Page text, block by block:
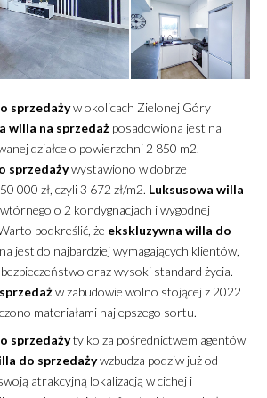
sprzedażyw okolicach Zielonej Góry
willa na sprzedażposadowiona jest na
działce o powierzchni 2 850 m2.
sprzedażywystawiono w dobrze
000 zł, czyli 3 672 zł/m2. Luksusowa willa
o 2 kondygnacjach i wygodnej
podkreślić, że ekskluzywna willa do
jest do najbardziej wymagających klientów,
oraz wysoki standard życia.
w zabudowie wolno stojącej z 2022
materiałami najlepszego sortu.
sprzedażytylko za pośrednictwem agentów
do sprzedażywzbudza podziw już od
atrakcyjną lokalizacją w cichej i